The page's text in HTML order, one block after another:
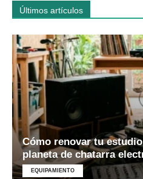
Últimos artículos
Cómo renovar tu
planeta de chatarra
EQUIPAMIENTO